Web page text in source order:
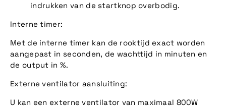
indrukken van de startknop overbodig.
Interne timer:
Met de interne timer kan de rooktijd exact worden
aangepast in seconden, de wachttijd in minuten en
de output in %.
Externe ventilator aansluiting:
U kan een externe ventilator van maximaal 800W